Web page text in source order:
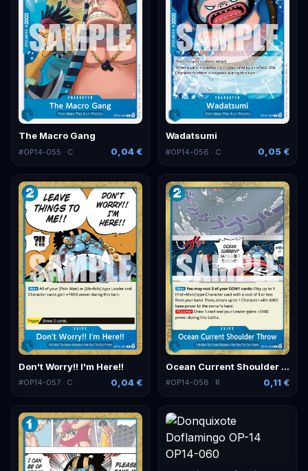
The Macro Gang
#OP14-055 · C 0,04 €
Wadatsumi
#OP14-056 · C 0,05 €
Don't Worry!! I'm Here!!
#OP14-057 · C 0,04 €
Ocean Current Shoulder Throw
#OP14-058 · R 0,11 €